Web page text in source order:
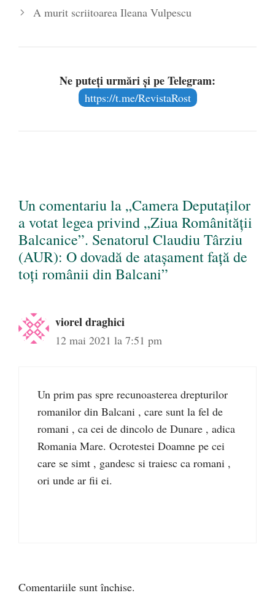
A murit scriitoarea Ileana Vulpescu
Ne puteți urmări și pe Telegram:
https://t.me/RevistaRost
Un comentariu la „Camera Deputaţilor
a votat legea privind „Ziua Românităţii
Balcanice”. Senatorul Claudiu Târziu
(AUR): O dovadă de atașament față de
toți românii din Balcani”
viorel draghici
12 mai 2021 la 7:51 pm
Un prim pas spre recunoasterea drepturilor
romanilor din Balcani , care sunt la fel de
romani , ca cei de dincolo de Dunare , adica
Romania Mare. Ocrotestei Doamne pe cei
care se simt , gandesc si traiesc ca romani ,
ori unde ar fii ei.
Comentariile sunt închise.